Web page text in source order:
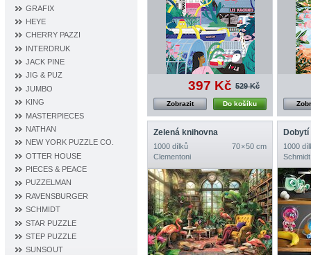
GRAFIX
HEYE
CHERRY PAZZI
INTERDRUK
JACK PINE
JIG & PUZ
JUMBO
KING
MASTERPIECES
NATHAN
NEW YORK PUZZLE CO.
OTTER HOUSE
PIECES & PEACE
PUZZELMAN
RAVENSBURGER
SCHMIDT
STAR PUZZLE
STEP PUZZLE
SUNSOUT
397 Kč 529 Kč
Do košíku
Zobrazit
Zelená knihovna
1000 dílků
70 × 50 cm
Clementoni
Dobytí
1000
Schmidt